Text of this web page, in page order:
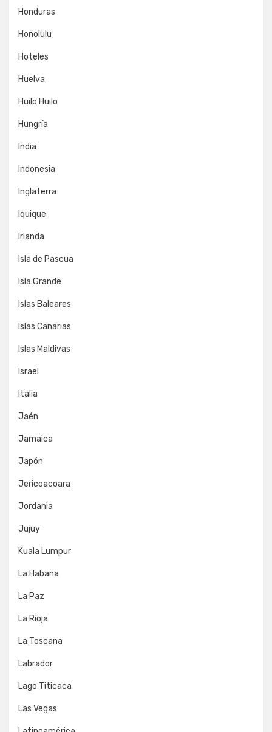
Honduras
Honolulu
Hoteles
Huelva
Huilo Huilo
Hungría
India
Indonesia
Inglaterra
Iquique
Irlanda
Isla de Pascua
Isla Grande
Islas Baleares
Islas Canarias
Islas Maldivas
Israel
Italia
Jaén
Jamaica
Japón
Jericoacoara
Jordania
Jujuy
Kuala Lumpur
La Habana
La Paz
La Rioja
La Toscana
Labrador
Lago Titicaca
Las Vegas